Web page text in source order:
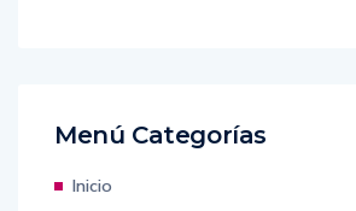
Menú Categorías
Inicio